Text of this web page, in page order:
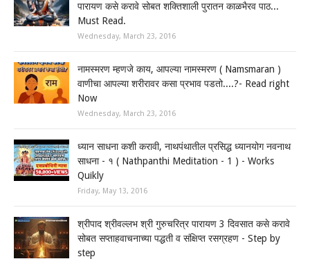
पारायण कसे करावे सोबत शक्तिशाली पुरातन काळभैरव पाठ...
Must Read.
Wednesday, March 23, 2016
नामस्मरण म्हणजे काय, आपल्या नामस्मरण ( Namsmaran )
वाणीचा आपल्या शरीरावर कसा प्रभाव पडतो....?- Read right
Now
Wednesday, March 23, 2016
ध्यान साधना कशी करावी, नाथपंथातील प्रसिद्ध ध्यानयोग नवनाथ
साधना - १ ( Nathpanthi Meditation - 1 ) - Works
Quikly
Friday, May 13, 2016
श्रीपाद श्रीवल्लभ श्री गुरुचरित्र पारायण 3 दिवसात कसे करावे
सोबत सप्ताहवाचनाच्या पद्धती व संक्षिप्त रसग्रहण - Step by
step